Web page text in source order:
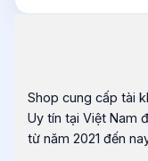
Shop cung cấp tài
Uy tín tại Việt Nam
từ năm 2021 đến